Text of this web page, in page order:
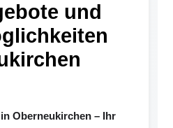
und
Oberneukirchen – Ihr